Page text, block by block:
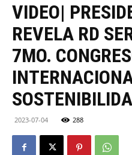
VIDEO|
REVELA RD
7MO.
2023-07-04 288